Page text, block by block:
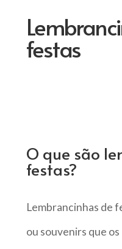
festas
O que são
festas?
Lembrancinhas de
ou souvenirs que